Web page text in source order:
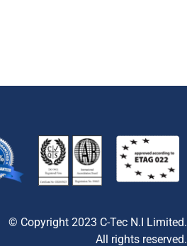
© Copyright 2023 C-Tec N.I Limited.
All rights reserved.